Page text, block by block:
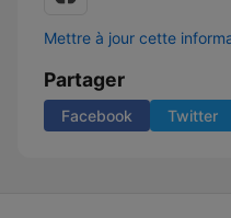
Mettre à jour cette
Partager
Facebook Twitter